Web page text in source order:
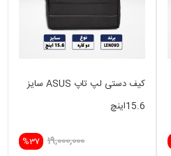
کیف دستی لپ تاپ ASUS سایز
15.6اینچ
%37 19,000,000